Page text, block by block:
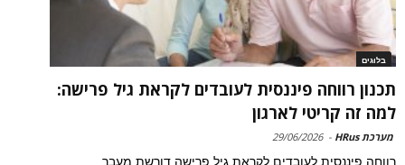
בלוגים
תכנון רווחה פיננסית לעובדים לקראת גיל פרישה:
למה זה קריטי לארגון
מערכת HRus -
29/06/2026
רווחה פיננסית לעובדים לקראת גיל פרישה דורשת מעבר